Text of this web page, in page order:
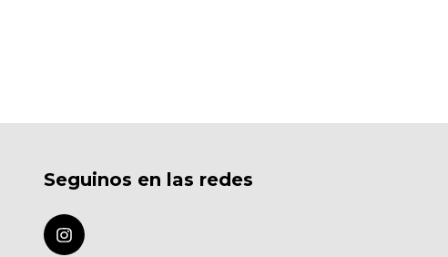
Seguinos en las redes